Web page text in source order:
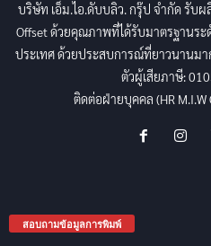
บริษัท เอ็ม.ไอ.ดับบลิว. กรุ๊ป จำกัด รับ
Offset ด้วยคุณภาพที่ได้รับมาตรฐานระ
ประเทศ ด้วยประสบการณ์ที่ยาวนานมา
ตัวผู้เสียภาษี:
ติดต่อฝ่ายบุคคล (HR
สอบถามข้อมูลการพิมพ์